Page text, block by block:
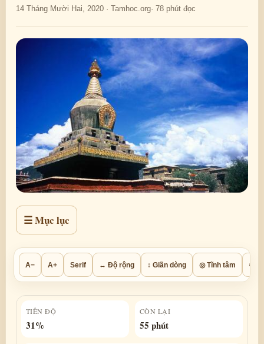
14 Tháng Mười Hai, 2020 · Tamhoc.org· 78 phút đọc
☰ Mục lục
A− A+ Serif ↔ Độ rộng ↕ Giãn dòng ◎ Tĩnh tâm ⚙
TIẾN ĐỘ
31%
CÒN LẠI
55 phút